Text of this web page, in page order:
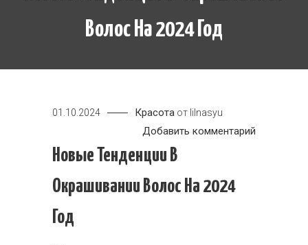
Волос На 2024 Год
01.10.2024 Красота от lilnasyu
Добавить комментарий
Новые Тенденции В
Окрашивании Волос На 2024
Год